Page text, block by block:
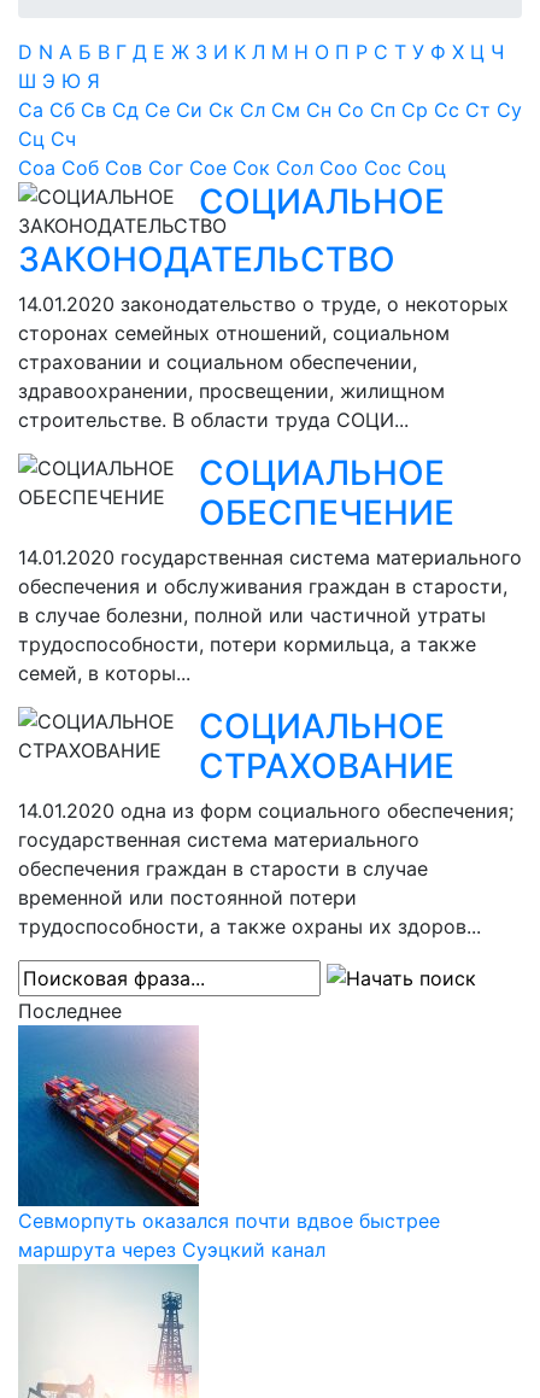
D N А Б В Г Д Е Ж З И К Л М Н О П Р С Т У Ф Х Ц Ч
Ш Э Ю Я
Са Сб Св Сд Се Си Ск Сл См Сн Со Сп Ср Сс Ст Су
Сц Сч
Соа Соб Сов Сог Сое Сок Сол Соо Сос Соц
СОЦИАЛЬНОЕ
ЗАКОНОДАТЕЛЬСТВО
14.01.2020 законодательство о труде, о некоторых
сторонах семейных отношений, социальном
страховании и социальном обеспечении,
здравоохранении, просвещении, жилищном
строительстве. В области труда СОЦИ...
СОЦИАЛЬНОЕ
ОБЕСПЕЧЕНИЕ
14.01.2020 государственная система материального
обеспечения и обслуживания граждан в старости,
в случае болезни, полной или частичной утраты
трудоспособности, потери кормильца, а также
семей, в которы...
СОЦИАЛЬНОЕ
СТРАХОВАНИЕ
14.01.2020 одна из форм социального обеспечения;
государственная система материального
обеспечения граждан в старости в случае
временной или постоянной потери
трудоспособности, а также охраны их здоров...
Последнее
Севморпуть оказался почти вдвое быстрее
маршрута через Суэцкий канал